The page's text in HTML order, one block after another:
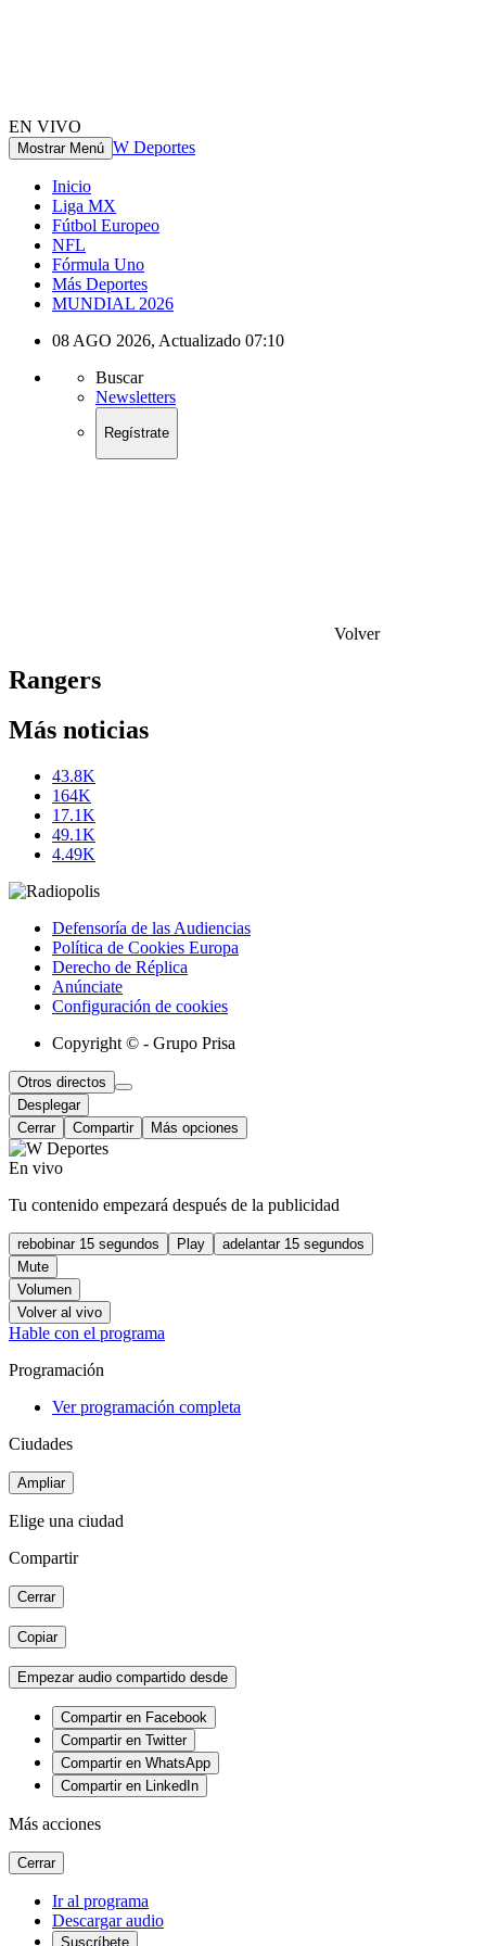
EN VIVO
Mostrar Menú W Deportes
Inicio
Liga MX
Fútbol Europeo
NFL
Fórmula Uno
Más Deportes
MUNDIAL 2026
08 AGO 2026, Actualizado 07:10
Buscar
Newsletters
Regístrate
Volver
Rangers
Más noticias
43.8K
164K
17.1K
49.1K
4.49K
Defensoría de las Audiencias
Política de Cookies Europa
Derecho de Réplica
Anúnciate
Configuración de cookies
Copyright © - Grupo Prisa
Otros directos
Desplegar
Cerrar
Compartir Más opciones
En vivo
Tu contenido empezará después de la publicidad
rebobinar 15 segundos Play
adelantar 15 segundos
Mute
Volumen
Volver al vivo
Hable con el programa
Programación
Ver programación completa
Ciudades
Ampliar
Elige una ciudad
Compartir
Cerrar
Copiar
Empezar audio compartido desde
Compartir en Facebook
Compartir en Twitter
Compartir en WhatsApp
Compartir en LinkedIn
Más acciones
Cerrar
Ir al programa
Descargar audio
Suscríbete